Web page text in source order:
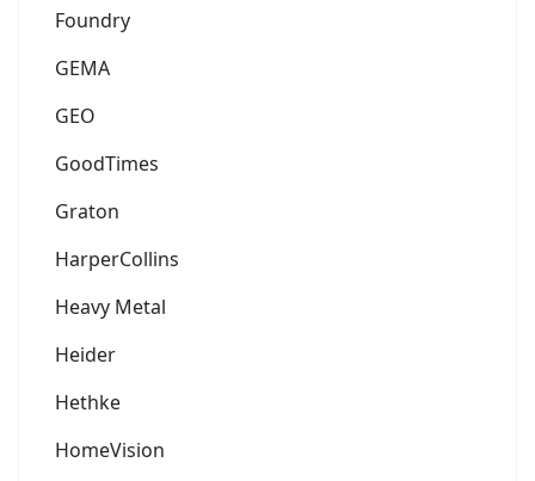
Foundry
GEMA
GEO
GoodTimes
Graton
HarperCollins
Heavy Metal
Heider
Hethke
HomeVision